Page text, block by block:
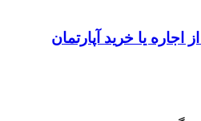
یا خرید آپارتمان